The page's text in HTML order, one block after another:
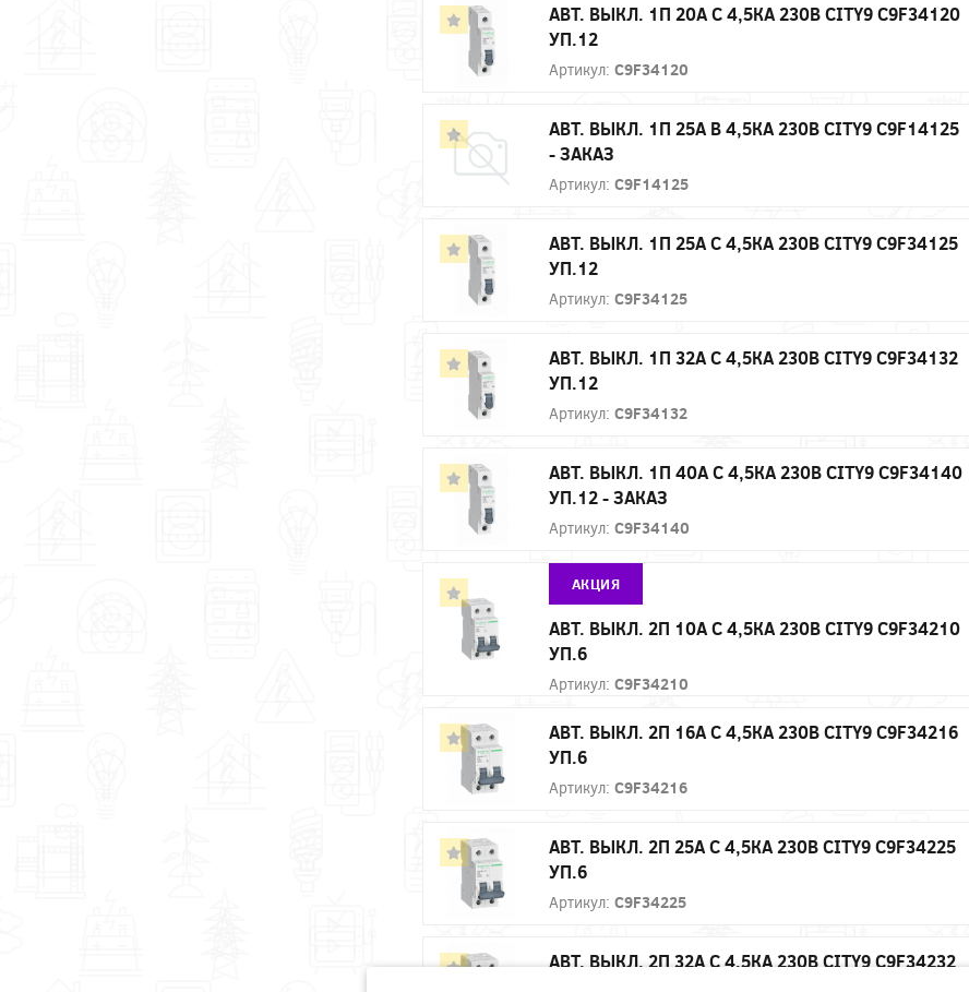
АВТ. ВЫКЛ. 1П 20А С 4,5КА 230В CITY9 C9F34120
УП.12
Артикул: C9F34120
АВТ. ВЫКЛ. 1П 25А B 4,5КА 230В CITY9 C9F14125
- ЗАКАЗ
Артикул: C9F14125
АВТ. ВЫКЛ. 1П 25А С 4,5КА 230В CITY9 C9F34125
УП.12
Артикул: C9F34125
АВТ. ВЫКЛ. 1П 32А С 4,5КА 230В CITY9 C9F34132
УП.12
Артикул: C9F34132
АВТ. ВЫКЛ. 1П 40А С 4,5КА 230В CITY9 C9F34140
УП.12 - ЗАКАЗ
Артикул: C9F34140
АКЦИЯ
АВТ. ВЫКЛ. 2П 10А С 4,5КА 230В CITY9 C9F34210
УП.6
Артикул: C9F34210
АВТ. ВЫКЛ. 2П 16А С 4,5КА 230В CITY9 C9F34216
УП.6
Артикул: C9F34216
АВТ. ВЫКЛ. 2П 25А С 4,5КА 230В CITY9 C9F34225
УП.6
Артикул: C9F34225
АВТ. ВЫКЛ. 2П 32А С 4,5КА 230В CITY9 C9F34232